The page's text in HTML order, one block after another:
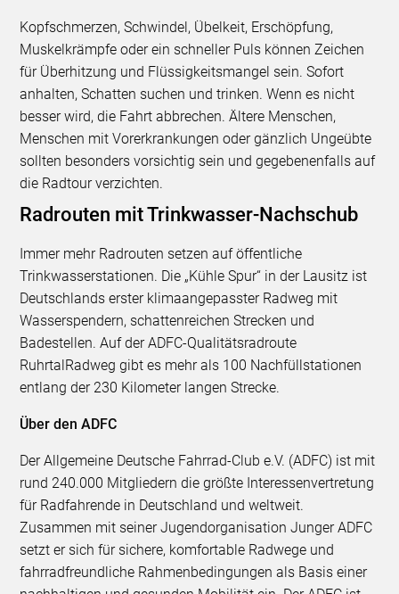
Kopfschmerzen, Schwindel, Übelkeit, Erschöpfung,
Muskelkrämpfe oder ein schneller Puls können Zeichen
für Überhitzung und Flüssigkeitsmangel sein. Sofort
anhalten, Schatten suchen und trinken. Wenn es nicht
besser wird, die Fahrt abbrechen. Ältere Menschen,
Menschen mit Vorerkrankungen oder gänzlich Ungeübte
sollten besonders vorsichtig sein und gegebenenfalls auf
die Radtour verzichten.
Radrouten mit Trinkwasser-Nachschub
Immer mehr Radrouten setzen auf öffentliche
Trinkwasserstationen. Die „Kühle Spur“ in der Lausitz ist
Deutschlands erster klimaangepasster Radweg mit
Wasserspendern, schattenreichen Strecken und
Badestellen. Auf der ADFC-Qualitätsradroute
RuhrtalRadweg gibt es mehr als 100 Nachfüllstationen
entlang der 230 Kilometer langen Strecke.
Über den ADFC
Der Allgemeine Deutsche Fahrrad-Club e.V. (ADFC) ist mit
rund 240.000 Mitgliedern die größte Interessenvertretung
für Radfahrende in Deutschland und weltweit.
Zusammen mit seiner Jugendorganisation Junger ADFC
setzt er sich für sichere, komfortable Radwege und
fahrradfreundliche Rahmenbedingungen als Basis einer